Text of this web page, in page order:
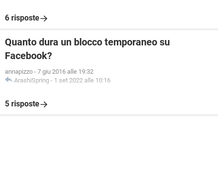
6 risposte
Quanto dura un blocco temporaneo su
Facebook?
annapizzo - 7 giu 2016 alle 19:32
ArashiSpring - 1 set 2022 alle 10:16
5 risposte